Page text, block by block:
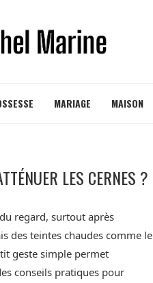
MARIAGE MAISON
LES CERNES ?
regard, surtout après
des teintes chaudes comme le
geste simple permet
conseils pratiques pour